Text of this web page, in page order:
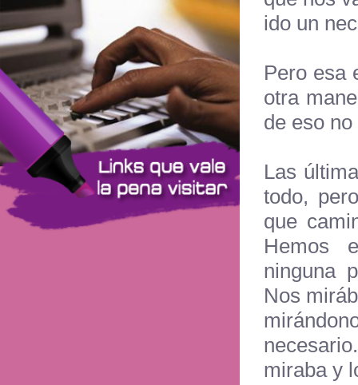
ido un
Pero esa
otra
de eso
Las
todo,
que
Hemos
ninguna
Nos
miraba y